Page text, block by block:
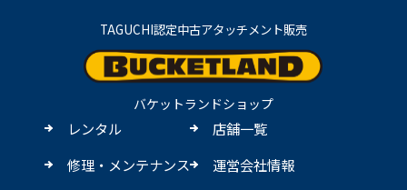
TAGUCHI認定中古アタッチメント販売
バケットランドショップ
レンタル
修理・メンテナンス
店舗一覧
運営会社情報